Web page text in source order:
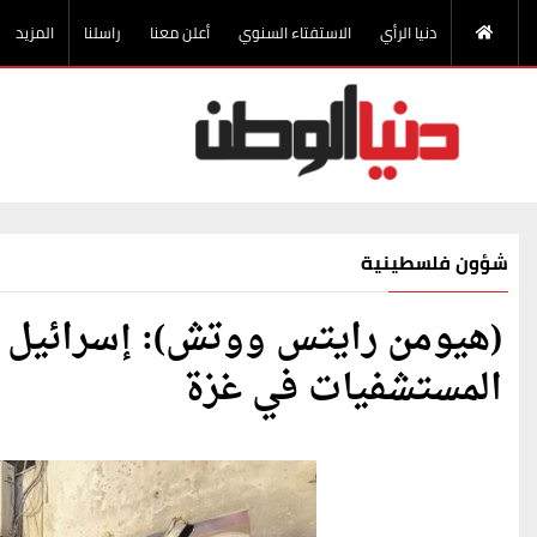
دنيا الرأي الاستفتاء السنوي أعلن معنا راسلنا المزيد
شؤون فلسطينية
(هيومن رايتس ووتش): إسرائيل
المستشفيات في غزة